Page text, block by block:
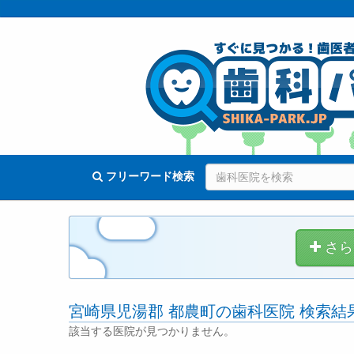
フリーワード検索
さら
宮崎県児湯郡 都農町の歯科医院 検索結
該当する医院が見つかりません。